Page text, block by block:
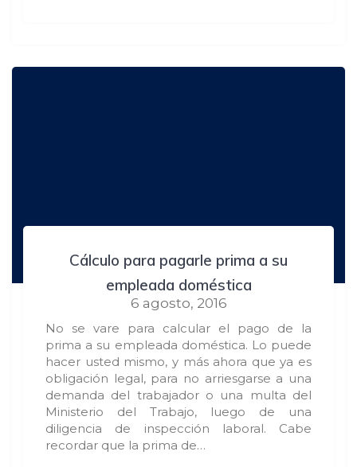
Cálculo para pagarle prima a su
empleada doméstica
6 agosto, 2016
No se vare para calcular el pago de la
prima a su empleada doméstica. Lo puede
hacer usted mismo, y más ahora que ya es
obligación legal, para no arriesgarse a una
demanda del trabajador o una multa del
Ministerio del Trabajo, luego de una
diligencia de inspección laboral. Cabe
recordar que la prima de…